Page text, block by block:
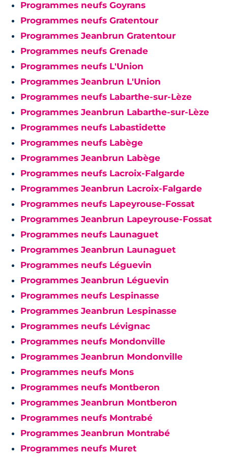
Programmes neufs Goyrans
Programmes neufs Gratentour
Programmes Jeanbrun Gratentour
Programmes neufs Grenade
Programmes neufs L'Union
Programmes Jeanbrun L'Union
Programmes neufs Labarthe-sur-Lèze
Programmes Jeanbrun Labarthe-sur-Lèze
Programmes neufs Labastidette
Programmes neufs Labège
Programmes Jeanbrun Labège
Programmes neufs Lacroix-Falgarde
Programmes Jeanbrun Lacroix-Falgarde
Programmes neufs Lapeyrouse-Fossat
Programmes Jeanbrun Lapeyrouse-Fossat
Programmes neufs Launaguet
Programmes Jeanbrun Launaguet
Programmes neufs Léguevin
Programmes Jeanbrun Léguevin
Programmes neufs Lespinasse
Programmes Jeanbrun Lespinasse
Programmes neufs Lévignac
Programmes neufs Mondonville
Programmes Jeanbrun Mondonville
Programmes neufs Mons
Programmes neufs Montberon
Programmes Jeanbrun Montberon
Programmes neufs Montrabé
Programmes Jeanbrun Montrabé
Programmes neufs Muret